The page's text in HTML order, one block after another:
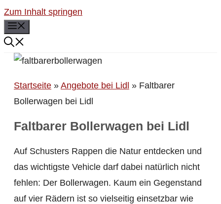
Zum Inhalt springen
Startseite » Angebote bei Lidl » Faltbarer
Bollerwagen bei Lidl
Faltbarer Bollerwagen bei Lidl
Auf Schusters Rappen die Natur entdecken und
das wichtigste Vehicle darf dabei natürlich nicht
fehlen: Der Bollerwagen. Kaum ein Gegenstand
auf vier Rädern ist so vielseitig einsetzbar wie